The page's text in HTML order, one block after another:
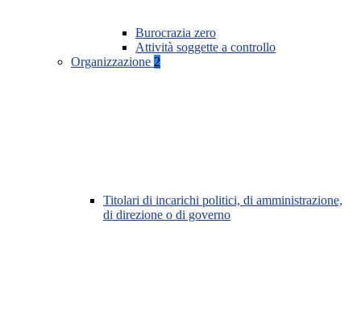
Burocrazia zero
Attività soggette a controllo
Organizzazione 2
Titolari di incarichi politici, di amministrazione,
di direzione o di governo